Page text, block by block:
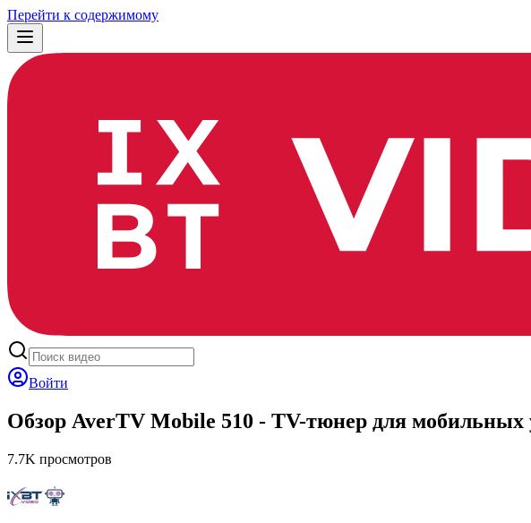
Перейти к содержимому
Войти
Обзор AverTV Mobile 510 - TV-тюнер для мобильных
7.7K просмотров